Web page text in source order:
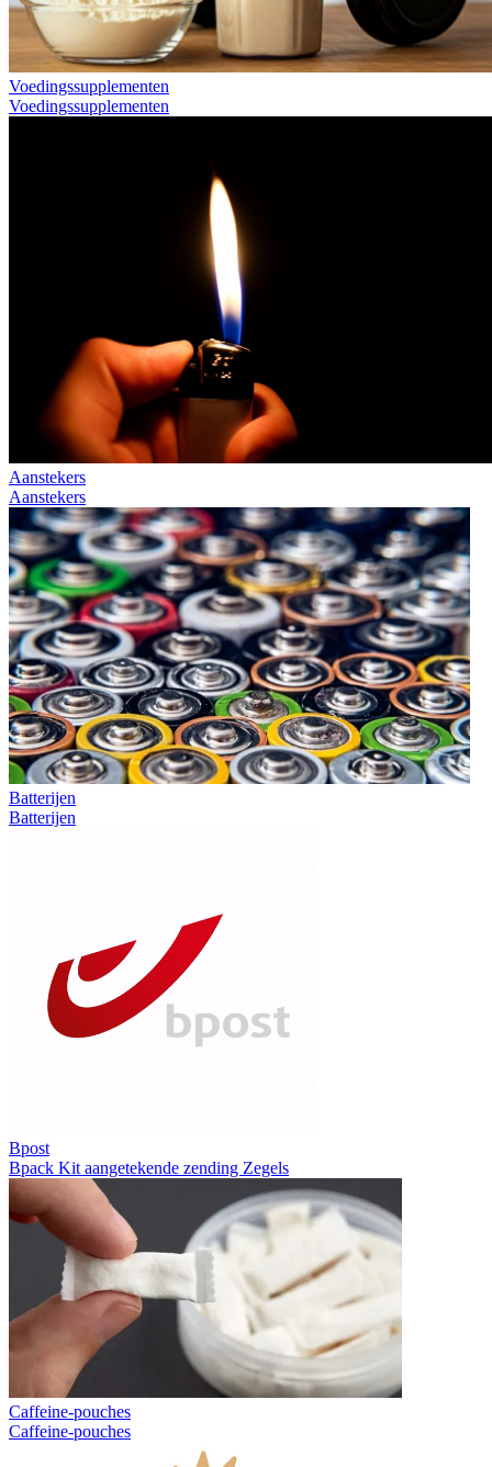
Voedingssupplementen
Voedingssupplementen
Aanstekers
Aanstekers
Batterijen
Batterijen
Bpost
Bpack Kit aangetekende zending Zegels
Caffeine-pouches
Caffeine-pouches